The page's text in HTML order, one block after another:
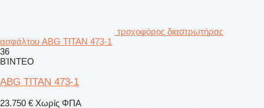
τροχοφόρος διαστρωτήρας
ασφάλτου ABG TITAN 473-1
36
ΒΊΝΤΕΟ
ABG TITAN 473-1
23.750 € Χωρίς ΦΠΑ